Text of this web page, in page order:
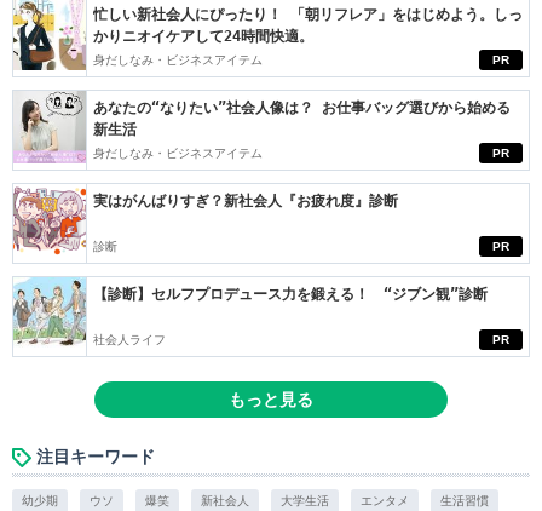
PR
忙しい新社会人にぴったり！ 「朝リフレア」をはじめよう。しっ
かりニオイケアして24時間快適。
身だしなみ・ビジネスアイテム
PR
あなたの“なりたい”社会人像は？ お仕事バッグ選びから始める
新生活
身だしなみ・ビジネスアイテム
PR
実はがんばりすぎ？新社会人『お疲れ度』診断
診断
PR
【診断】セルフプロデュース力を鍛える！ “ジブン観”診断
社会人ライフ
もっと見る
注目キーワード
幼少期 ウソ 爆笑 新社会人 大学生活 エンタメ 生活習慣